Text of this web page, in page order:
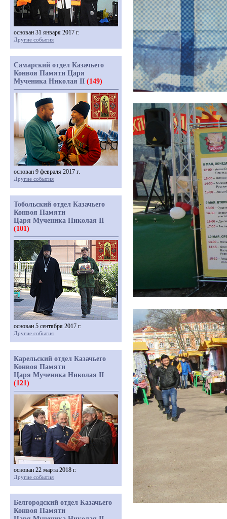
основан 31 января 2017 г.
Другие события
Самарский отдел Казачьего
Конвоя Памяти Царя
Мученика Николая II (149)
основан 9 февраля 2017 г.
Другие события
Тобольский отдел Казачьего
Конвоя Памяти
Царя Мученика Николая II
(101)
основан 5 сентября 2017 г.
Другие события
Карельский отдел Казачьего
Конвоя Памяти
Царя Мученика Николая II
(121)
основан 22 марта 2018 г.
Другие события
Белгородский отдел Казачьего
Конвоя Памяти